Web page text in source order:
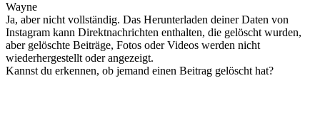
Wayne
Ja, aber nicht vollständig. Das Herunterladen deiner Daten von
Instagram kann Direktnachrichten enthalten, die gelöscht wurden,
aber gelöschte Beiträge, Fotos oder Videos werden nicht
wiederhergestellt oder angezeigt.
Kannst du erkennen, ob jemand einen Beitrag gelöscht hat?